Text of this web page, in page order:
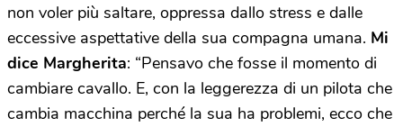
non voler più saltare, oppressa dallo stress e dalle
eccessive aspettative della sua compagna umana. Mi
dice Margherita: “Pensavo che fosse il momento di
cambiare cavallo. E, con la leggerezza di un pilota che
cambia macchina perché la sua ha problemi, ecco che